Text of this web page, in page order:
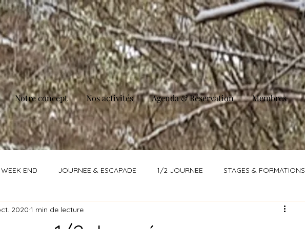
Notre concept Nos activités Agenda & Réservation Membres
WEEK END JOURNEE & ESCAPADE 1/2 JOURNEE STAGES & FORMATIONS
DITINERAIRE GALOP
2020 1 min de lecture